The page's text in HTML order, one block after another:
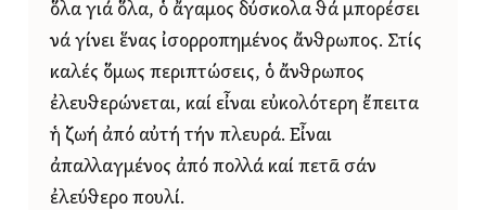
ὅλα γιά ὅλα, ὁ ἄγαμος δύσκολα θά μπορέσει
νά γίνει ἕνας ἰσορροπημένος ἄνθρωπος. Στίς
καλές ὅμως περιπτώσεις, ὁ ἄνθρωπος
ἐλευθερώνεται, καί εἶναι εὐκολότερη ἔπειτα
ἡ ζωή ἀπό αὐτή τήν πλευρά. Εἶναι
ἀπαλλαγμένος ἀπό πολλά καί πετᾶ σάν
ἐλεύθερο πουλί.